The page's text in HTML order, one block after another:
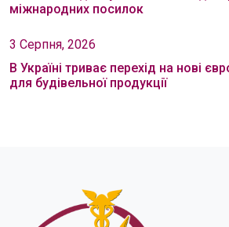
міжнародних посилок
3 Серпня, 2026
В Україні триває перехід на нові
для будівельної продукції